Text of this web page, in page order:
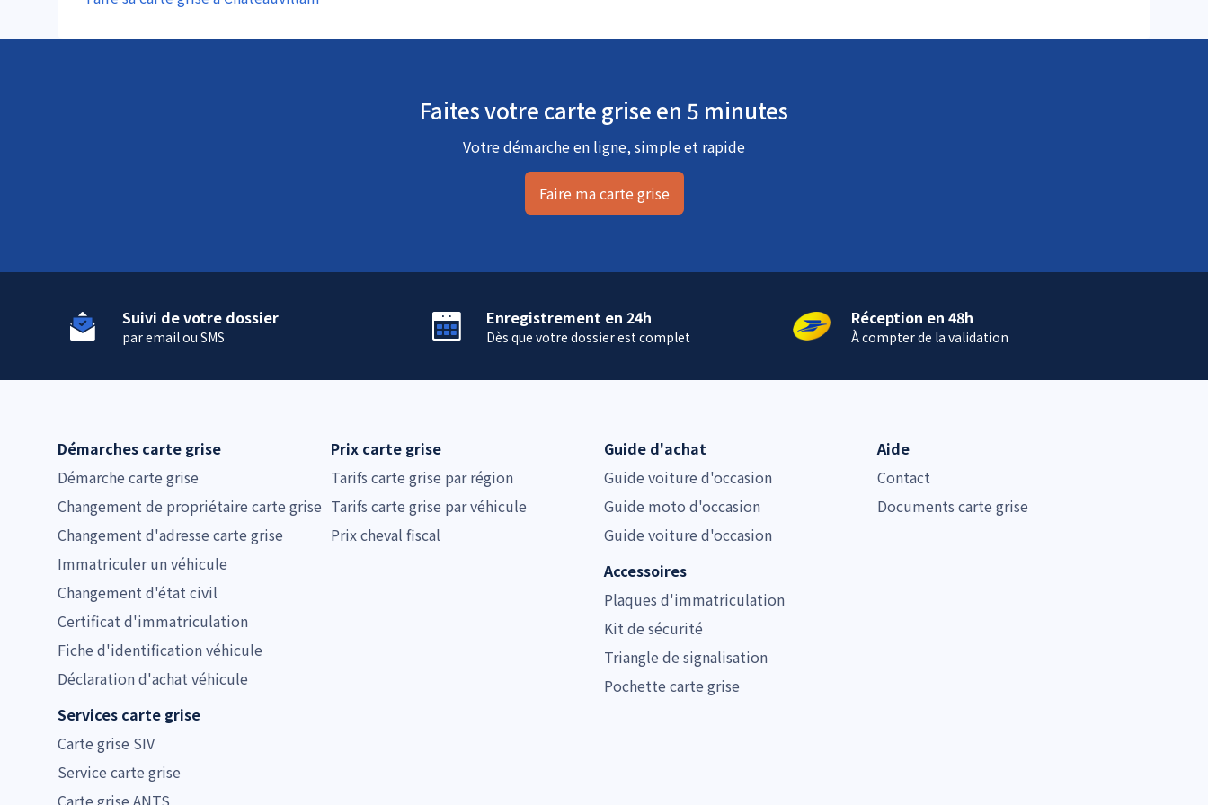
Faites votre carte grise en 5 minutes
Votre démarche en ligne, simple et rapide
Faire ma carte grise
Suivi de votre dossier
par email ou SMS
Enregistrement en 24h
Dès que votre dossier est complet
Réception en 48h
À compter de la validation
Démarches carte grise
Démarche carte grise
Changement de propriétaire carte grise
Changement d'adresse carte grise
Immatriculer un véhicule
Changement d'état civil
Certificat d'immatriculation
Fiche d'identification véhicule
Déclaration d'achat véhicule
Services carte grise
Carte grise SIV
Service carte grise
Carte grise ANTS
Prix carte grise
Tarifs carte grise par région
Tarifs carte grise par véhicule
Prix cheval fiscal
Guide d'achat
Guide voiture d'occasion
Guide moto d'occasion
Guide voiture d'occasion
Accessoires
Plaques d'immatriculation
Kit de sécurité
Triangle de signalisation
Pochette carte grise
Aide
Contact
Documents carte grise